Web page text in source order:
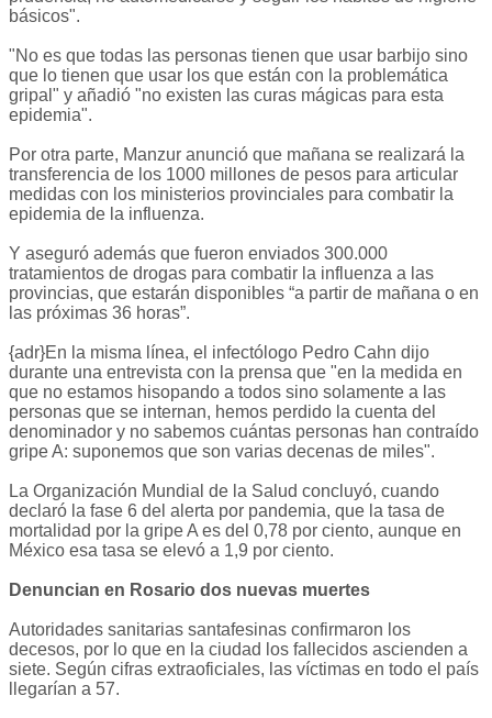
básicos".
"No es que todas las personas tienen que usar barbijo sino
que lo tienen que usar los que están con la problemática
gripal" y añadió "no existen las curas mágicas para esta
epidemia".
Por otra parte, Manzur anunció que mañana se realizará la
transferencia de los 1000 millones de pesos para articular
medidas con los ministerios provinciales para combatir la
epidemia de la influenza.
Y aseguró además que fueron enviados 300.000
tratamientos de drogas para combatir la influenza a las
provincias, que estarán disponibles “a partir de mañana o en
las próximas 36 horas”.
{adr}En la misma línea, el infectólogo Pedro Cahn dijo
durante una entrevista con la prensa que "en la medida en
que no estamos hisopando a todos sino solamente a las
personas que se internan, hemos perdido la cuenta del
denominador y no sabemos cuántas personas han contraído
gripe A: suponemos que son varias decenas de miles".
La Organización Mundial de la Salud concluyó, cuando
declaró la fase 6 del alerta por pandemia, que la tasa de
mortalidad por la gripe A es del 0,78 por ciento, aunque en
México esa tasa se elevó a 1,9 por ciento.
Denuncian en Rosario dos nuevas muertes
Autoridades sanitarias santafesinas confirmaron los
decesos, por lo que en la ciudad los fallecidos ascienden a
siete. Según cifras extraoficiales, las víctimas en todo el país
llegarían a 57.